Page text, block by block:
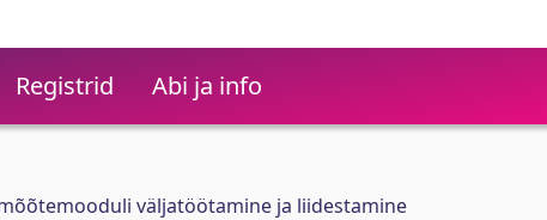
Registrid Abi ja info
väljatöötamine ja liidestamine